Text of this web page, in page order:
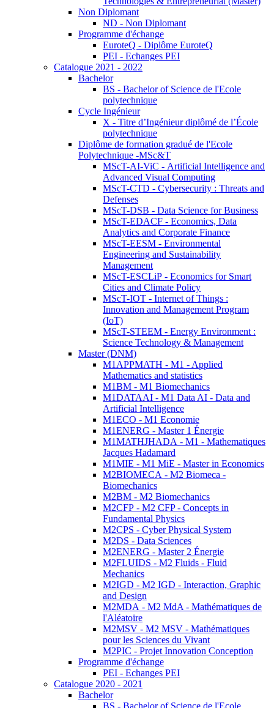
Non Diplomant
ND - Non Diplomant
Programme d'échange
EuroteQ - Diplôme EuroteQ
PEI - Echanges PEI
Catalogue 2021 - 2022
Bachelor
BS - Bachelor of Science de l'Ecole
polytechnique
Cycle Ingénieur
X - Titre d’Ingénieur diplômé de l’École
polytechnique
Diplôme de formation gradué de l'Ecole
Polytechnique -MSc&T
MScT-AI-ViC - Artificial Intelligence and
Advanced Visual Computing
MScT-CTD - Cybersecurity : Threats and
Defenses
MScT-DSB - Data Science for Business
MScT-EDACF - Economics, Data
Analytics and Corporate Finance
MScT-EESM - Environmental
Engineering and Sustainability
Management
MScT-ESCLiP - Economics for Smart
Cities and Climate Policy
MScT-IOT - Internet of Things :
Innovation and Management Program
(IoT)
MScT-STEEM - Energy Environment :
Science Technology & Management
Master (DNM)
M1APPMATH - M1 - Applied
Mathematics and statistics
M1BM - M1 Biomechanics
M1DATAAI - M1 Data AI - Data and
Artificial Intelligence
M1ECO - M1 Economie
M1ENERG - Master 1 Énergie
M1MATHJHADA - M1 - Mathematiques
Jacques Hadamard
M1MIE - M1 MiE - Master in Economics
M2BIOMECA - M2 Biomeca -
Biomechanics
M2BM - M2 Biomechanics
M2CFP - M2 CFP - Concepts in
Fundamental Physics
M2CPS - Cyber Physical System
M2DS - Data Sciences
M2ENERG - Master 2 Énergie
M2FLUIDS - M2 Fluids - Fluid
Mechanics
M2IGD - M2 IGD - Interaction, Graphic
and Design
M2MDA - M2 MdA - Mathématiques de
l'Aléatoire
M2MSV - M2 MSV - Mathématiques
pour les Sciences du Vivant
M2PIC - Projet Innovation Conception
Programme d'échange
PEI - Echanges PEI
Catalogue 2020 - 2021
Bachelor
BS - Bachelor of Science de l'Ecole